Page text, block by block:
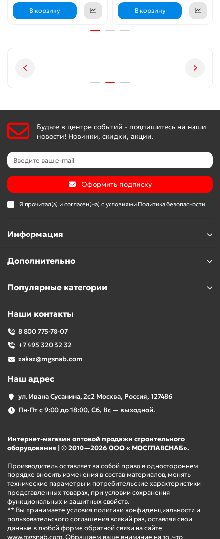
В корзину В корзину
Будьте в центре событий - подпишитесь на наши
новости! Новинки, скидки, акции.
Оформить подписку
Я прочитал(а) и согласен(на) с условиями Политика безопасности
Информация
Дополнительно
Популярные категории
Наши контакты
8 800 775-78-07
+7 495 320 32 32
zakaz@mgsnab.com
Наш адрес
ул. Ивана Сусанина, 2с2 Москва, Россия, 127486
Пн-Пт с 9:00 до 18:00, Сб, Вс — выходной.
Интернет-магазин оптовой продажи строительного
оборудования | © 2010—2026 ООО « МОСГЛАВСНАБ».
Производитель оставляет за собой право в одностороннем
порядке вносить изменения в состав материалов, менять
технические параметры и потребительские характеристики
представленных товарах, при условии сохранения
функциональных и защитных свойств.
** Вы принимаете условия политики конфиденциальности и
пользовательского соглашения всякий раз, оставляя свои
данные в любой форме обратной связи на сайте
www.mgsnab.com. Обращаем ваше внимание на то, что